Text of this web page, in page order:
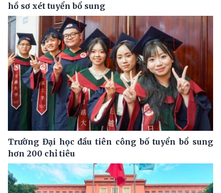
hồ sơ xét tuyển bổ sung
Trường Đại học đầu tiên công bố tuyển bổ sung
hơn 200 chỉ tiêu